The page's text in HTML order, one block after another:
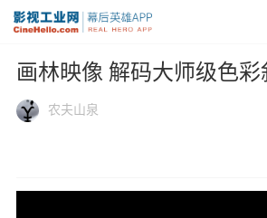
画林映像 解码大师级色
农夫山泉